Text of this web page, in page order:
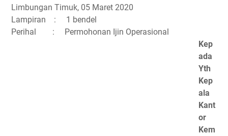
Limbungan Timuk, 05 Maret 2020
Lampiran
:
1 bendel
Perihal
:
Permohonan Ijin Operasional
Kep
ada
Yth
Kep
ala
Kant
or
Kem